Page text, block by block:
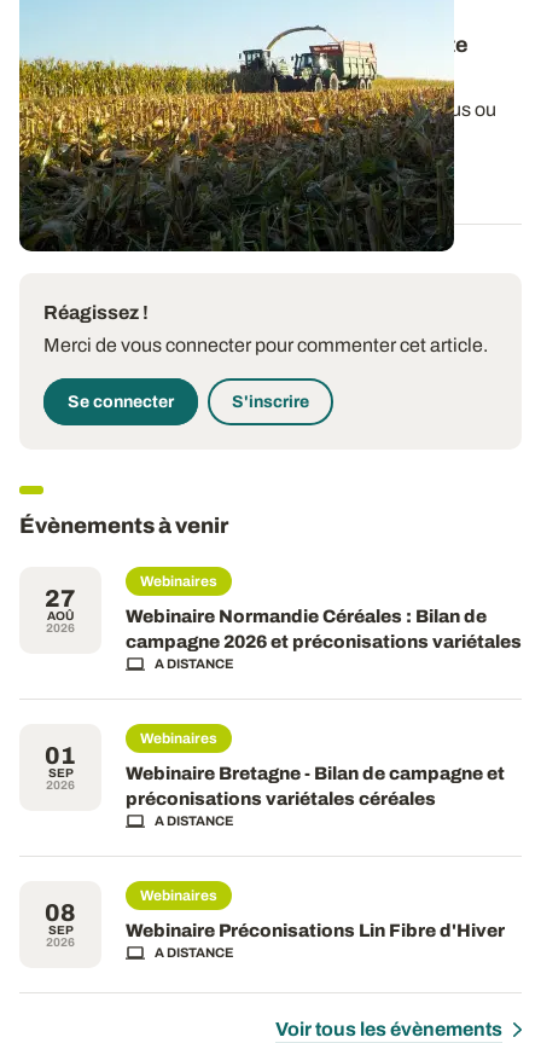
Maïs : quelques repères pour affiner la date
d’ensilage
Les maïs bretons subissent des stress hydriques plus ou
moins intenses, créant énormément...
06 AOÛT 2026
Réagissez !
Merci de vous connecter pour commenter cet article.
Se connecter S'inscrire
Évènements à venir
27
AOÛ
2026
Webinaires
Webinaire Normandie Céréales : Bilan de
campagne 2026 et préconisations variétales
A DISTANCE
01
SEP
2026
Webinaires
Webinaire Bretagne - Bilan de campagne et
préconisations variétales céréales
A DISTANCE
08
SEP
2026
Webinaires
Webinaire Préconisations Lin Fibre d'Hiver
A DISTANCE
Voir tous les évènements